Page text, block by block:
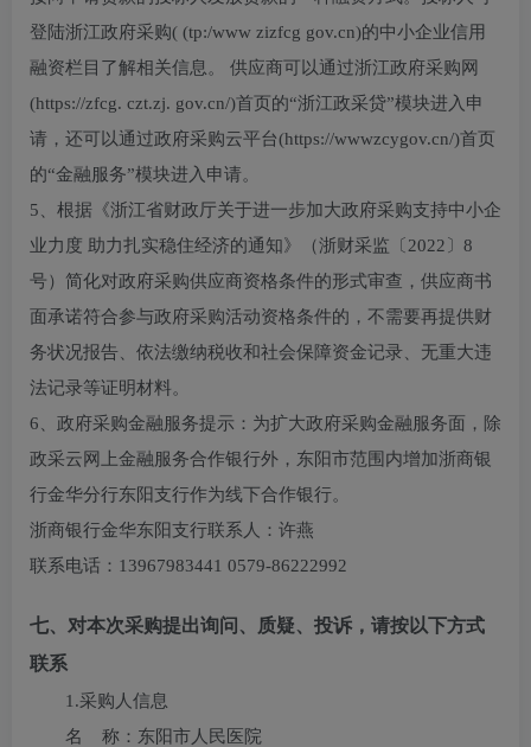
登陆浙江政府采购( (tp:/www zizfcg gov.cn)的中小企业信用
融资栏目了解相关信息。 供应商可以通过浙江政府采购网
(https://zfcg. czt.zj. gov.cn/)首页的“浙江政采贷”模块进入申
请，还可以通过政府采购云平台(https://wwwzcygov.cn/)首页
的“金融服务”模块进入申请。
5、根据《浙江省财政厅关于进一步加大政府采购支持中小企
业力度 助力扎实稳住经济的通知》（浙财采监〔2022〕8
号）简化对政府采购供应商资格条件的形式审查，供应商书
面承诺符合参与政府采购活动资格条件的，不需要再提供财
务状况报告、依法缴纳税收和社会保障资金记录、无重大违
法记录等证明材料。
6、政府采购金融服务提示：为扩大政府采购金融服务面，除
政采云网上金融服务合作银行外，东阳市范围内增加浙商银
行金华分行东阳支行作为线下合作银行。
浙商银行金华东阳支行联系人：许燕
联系电话：13967983441 0579-86222992
七、对本次采购提出询问、质疑、投诉，请按以下方式
联系
1.采购人信息
名 称： 东阳市人民医院